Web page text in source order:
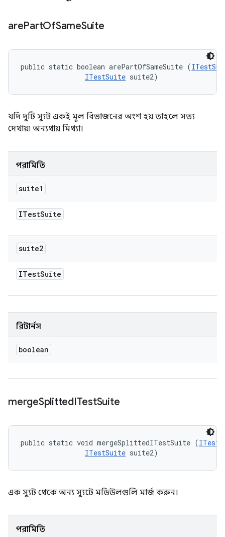
arePartOfSameSuite
public static boolean arePartOfSameSuite (
ITestSuite suite2)
যদি দুটি স্যুট একই মূল বিভাজনের অংশ হয় তাহলে সত্য
দেখায়৷ অন্যথায় মিথ্যা।
পরামিতি
suite1
ITestSuite
suite2
ITestSuite
রিটার্নস
boolean
mergeSplittedITestSuite
public static void mergeSplittedITestSuite (
ITestSuite suite2)
এক স্যুট থেকে অন্য স্যুটে মডিউলগুলি মার্জ করুন।
পরামিতি